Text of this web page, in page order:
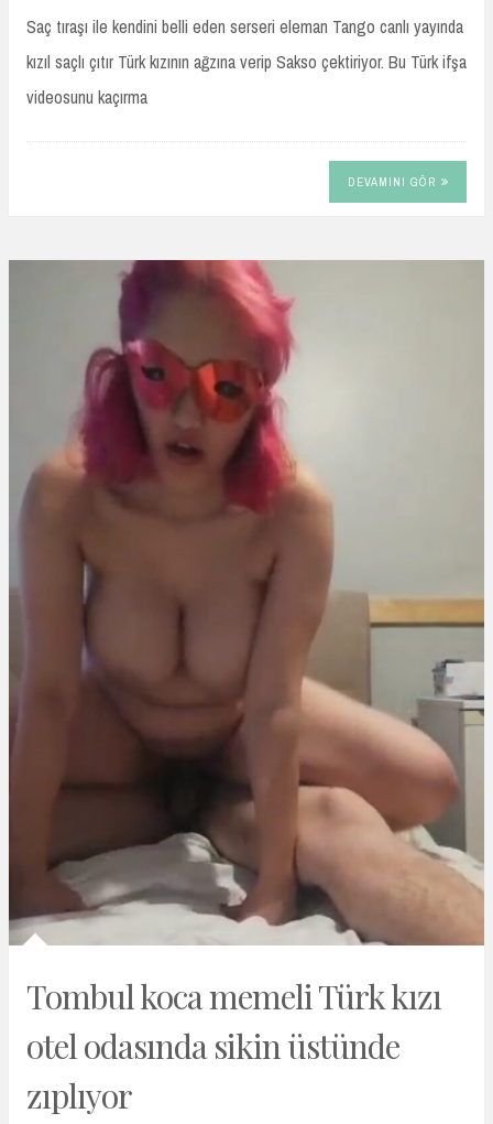
Saç tıraşı ile kendini belli eden serseri eleman Tango canlı yayında
kızıl saçlı çıtır Türk kızının ağzına verip Sakso çektiriyor. Bu Türk ifşa
videosunu kaçırma
DEVAMINI GÖR
Tombul koca memeli Türk kızı
otel odasında sikin üstünde
zıplıyor